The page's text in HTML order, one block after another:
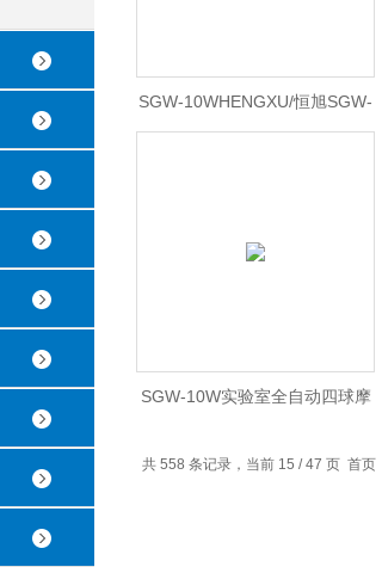
SGW-10WHENGXU/恒旭SGW-
SGW-10W实验室全自动四球摩
共 558 条记录，当前 15 / 47 页 首页